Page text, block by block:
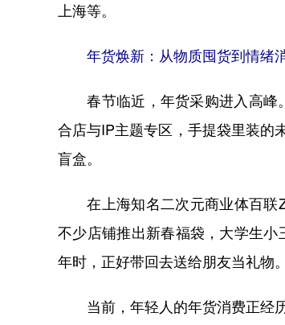
上海等。
年货焕新：从物质囤货到情绪
春节临近，年货采购进入高峰。
合店与IP主题专区，手提袋里装的
盲盒。
在上海知名二次元商业体百联
不少店铺推出新春福袋，大学生小
年时，正好带回去送给朋友当礼物
当前，年轻人的年货消费正经历